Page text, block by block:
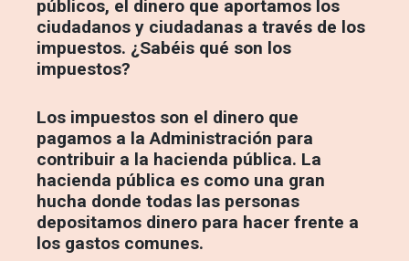
públicos, el dinero que aportamos los
ciudadanos y ciudadanas a través de los
impuestos. ¿Sabéis qué son los
impuestos?
Los impuestos son el dinero que
pagamos a la Administración para
contribuir a la hacienda pública. La
hacienda pública es como una gran
hucha donde todas las personas
depositamos dinero para hacer frente a
los gastos comunes.